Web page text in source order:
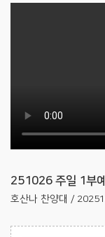
251026 주일 1부
호산나 찬양대 /